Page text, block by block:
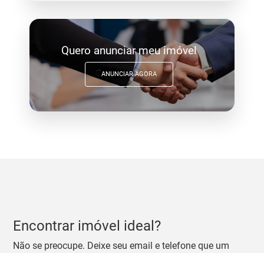
Quero anunciar meu imóvel
ANUNCIAR AGORA
Encontrar imóvel ideal?
Não se preocupe. Deixe seu email e telefone que um